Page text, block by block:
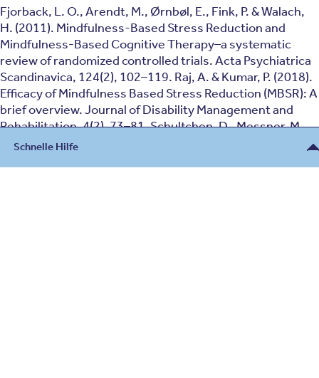
Schnelle Hilfe
Fjorback, L. O., Arendt, M., Ørnbøl, E., Fink, P. & Walach,
H. (2011). Mindfulness‐Based Stress Reduction and
Mindfulness‐Based Cognitive Therapy–a systematic
review of randomized controlled trials. Acta Psychiatrica
Scandinavica, 124(2), 102–119. Raj, A. & Kumar, P. (2018).
Efficacy of Mindfulness Based Stress Reduction (MBSR): A
brief overview. Journal of Disability Management and
Rehabilitation, 4(2), 73–81. Schultchen, D., Messner, M.,
Karabatsiakis, A., Schillings, C. & Pollatos, O. (2019).